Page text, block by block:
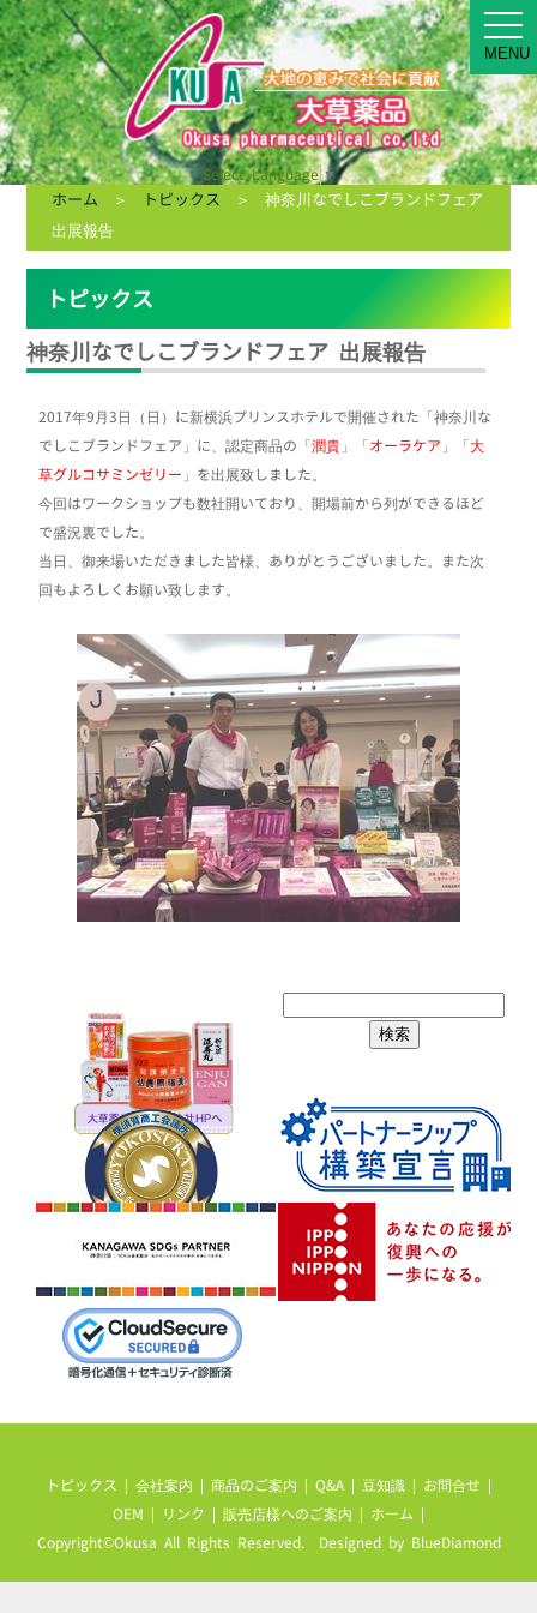
MENU
Select Language▼
ホーム ＞ トピックス ＞ 神奈川なでしこブランドフェア
出展報告
トピックス
神奈川なでしこブランドフェア 出展報告
2017年9月3日（日）に新横浜プリンスホテルで開催された「神奈川な
でしこブランドフェア」に、認定商品の「潤貴 」「オーラケア 」「大
草グルコサミンゼリー 」を出展致しました。
今回はワークショップも数社開いており、開場前から列ができるほど
で盛況裏でした。
当日、御来場いただきました皆様、ありがとうございました。また次
回もよろしくお願い致します。
トピックス | 会社案内 | 商品のご案内 | Q&A | 豆知識 | お問合せ |
OEM | リンク | 販売店様へのご案内 | ホーム |
Copyright©Okusa All Rights Reserved. Designed by BlueDiamond